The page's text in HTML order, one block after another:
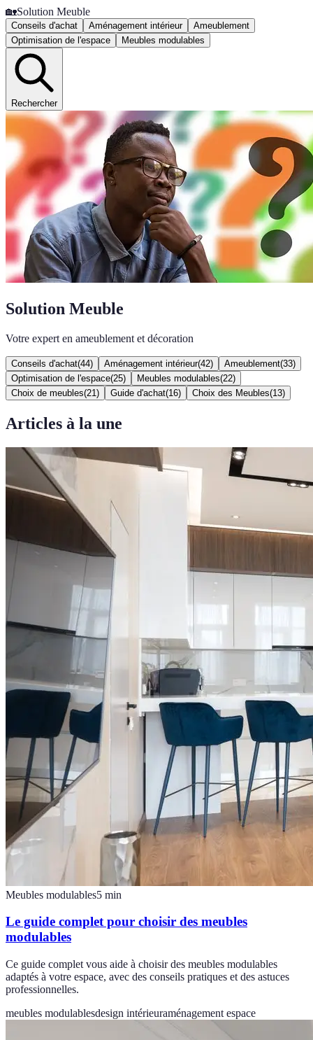
🏡Solution Meuble
Conseils d'achat Aménagement intérieur
Ameublement
Optimisation de l'espace
Meubles modulables
Rechercher
Solution Meuble
Votre expert en ameublement et décoration
Conseils d'achat(44) Aménagement intérieur(42) Ameublement(33)
Optimisation de l'espace(25) Meubles modulables(22)
Choix de meubles(21 ) Guide d'achat(16) Choix des Meubles(13)
Articles à la une
Meubles modulables5 min
Le guide complet pour choisir des meubles
modulables
Ce guide complet vous aide à choisir des meubles modulables
adaptés à votre espace, avec des conseils pratiques et des astuces
professionnelles.
meubles modulablesdesign intérieuraménagement espace